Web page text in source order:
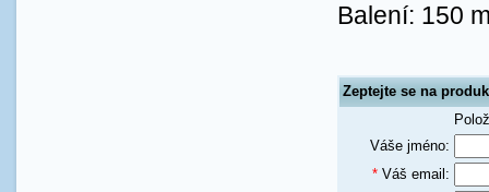
Balení: 150
Zeptejte se na
Váše jméno:
* Váš email: